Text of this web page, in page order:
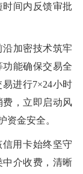
间内反馈审批
加密技术筑牢
能确保交易全
进行7×24小时
，立即启动风
资金安全。
用卡始终坚守
介收费，清晰